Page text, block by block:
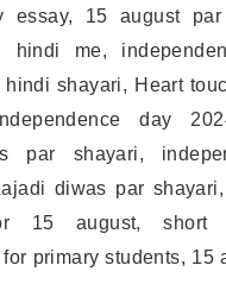
essay, 15 august
hindi me,
shayari, Heart
day
par shayari,
diwas par
15 august, short
primary students, 15